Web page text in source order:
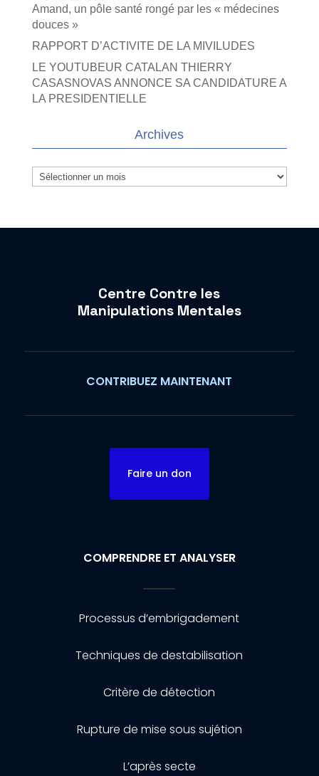
Amand, un pôle santé rongé par les « médecines
douces »
RAPPORT D’ACTIVITE DE LA MIVILUDES
LE YOUTUBEUR CATALAN THIERRY
CASASNOVAS ANNONCE SA CANDIDATURE A
LA PRESIDENTIELLE
Archives
Archives
Centre Contre les
Manipulations Mentales
CONTRIBUEZ MAINTENANT
Faire un don
COMPRENDRE ET ANALYSER
Processus d’embrigadement
Techniques de destabilisation
Critère de détection
Rupture de mise sous sujétion
L’après secte